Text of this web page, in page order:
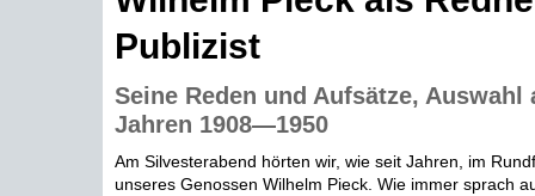
Publizist
Seine Reden und Aufsätze, Auswahl
Jahren 1908—1950
Am Silvesterabend hörten wir, wie seit Jahren, im
unseres Genossen Wilhelm Pieck. Wie immer sprach